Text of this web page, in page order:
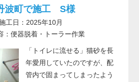
波町で施工 S様
工日：2025年10月
：便器脱着・トーラー作業
「トイレに流せる」猫砂を長
年愛用していたのですが、配
管内で固まってしまったよう